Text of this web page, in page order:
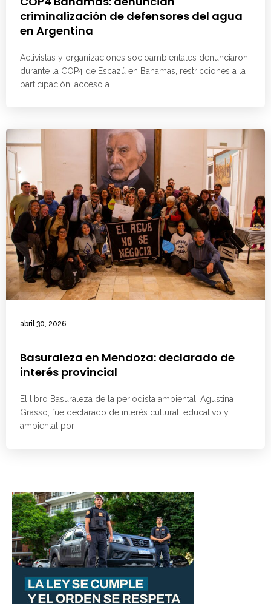
criminalización de defensores del agua
en Argentina
Activistas y organizaciones socioambientales denunciaron,
durante la COP4 de Escazú en Bahamas, restricciones a la
participación, acceso a
abril 30, 2026
Basuraleza en Mendoza: declarado de
interés provincial
El libro Basuraleza de la periodista ambiental, Agustina
Grasso, fue declarado de interés cultural, educativo y
ambiental por